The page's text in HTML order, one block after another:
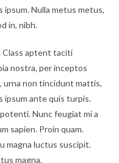
ipsum. Nulla metus metus,
in, nibh.
Class aptent taciti
nostra, per inceptos
urna non tincidunt mattis,
ipsum ante quis turpis.
Nunc feugiat mi a
sapien. Proin quam.
magna luctus suscipit.
magna.